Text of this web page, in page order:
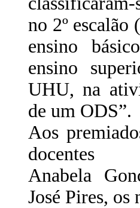
no 2º escalão
ensino
ensino
UHU, na
de um ODS”.
Aos
docentes
Anabela
José Pires,